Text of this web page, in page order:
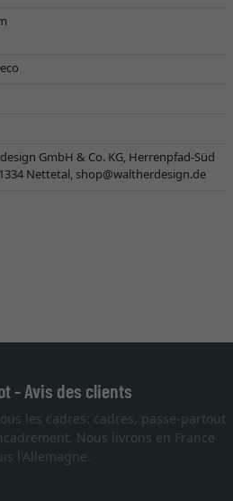
GmbH & Co. KG, Herrenpfad-Süd
Nettetal,shop@waltherdesign.de
- Avis des clients
les cadres: cadres, passe-partout
Nous livrons en France
l'Allemagne.